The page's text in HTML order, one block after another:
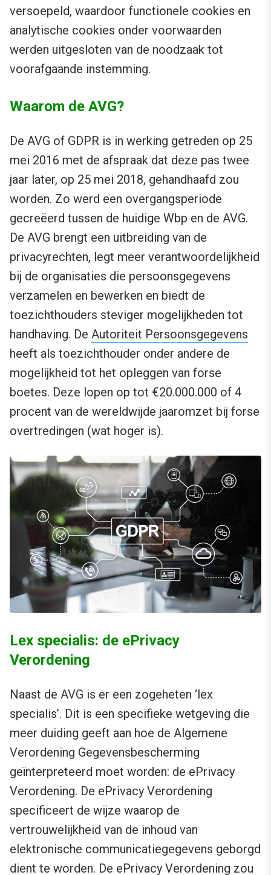
versoepeld, waardoor functionele cookies en
analytische cookies onder voorwaarden
werden uitgesloten van de noodzaak tot
voorafgaande instemming.
Waarom de AVG?
De AVG of GDPR is in werking getreden op 25
mei 2016 met de afspraak dat deze pas twee
jaar later, op 25 mei 2018, gehandhaafd zou
worden. Zo werd een overgangsperiode
gecreëerd tussen de huidige Wbp en de AVG.
De AVG brengt een uitbreiding van de
privacyrechten, legt meer verantwoordelijkheid
bij de organisaties die persoonsgegevens
verzamelen en bewerken en biedt de
toezichthouders steviger mogelijkheden tot
handhaving. De Autoriteit Persoonsgegevens
heeft als toezichthouder onder andere de
mogelijkheid tot het opleggen van forse
boetes. Deze lopen op tot €20.000.000 of 4
procent van de wereldwijde jaaromzet bij forse
overtredingen (wat hoger is).
Lex specialis: de ePrivacy
Verordening
Naast de AVG is er een zogeheten ‘lex
specialis’. Dit is een specifieke wetgeving die
meer duiding geeft aan hoe de Algemene
Verordening Gegevensbescherming
geïnterpreteerd moet worden: de ePrivacy
Verordening. De ePrivacy Verordening
specificeert de wijze waarop de
vertrouwelijkheid van de inhoud van
elektronische communicatiegegevens geborgd
dient te worden. De ePrivacy Verordening zou